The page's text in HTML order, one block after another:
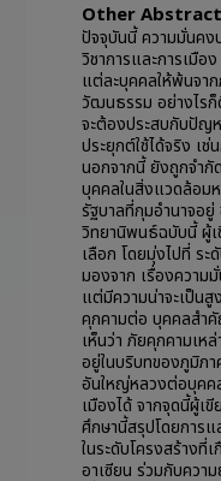
Other
ปัจจุบันนี้ ความมั่นคง
วิชาการและการเมื
แต่ละบุคคลให้พ้นจา
วัฒนธรรม อย่างไร
จะต้องประสบกับปัญ
ประยุกต์ใช้ได้จริง เ
นอกจากนี้ ยังถูกจำกั
บุคคลในสิ่งแวดล้อม
รัฐบาลที่กุมอำนาจอยู่
วิทยานิพนธ์ฉบับนี้ ผู้
เลือก โดยมุ่งไปที่ ระ
มองจาก เรื่องความ
แต่มีความน่าจะเป็น
คุกคามต่อ บุคคลสำ
เห็นว่า ภัยคุกคามเห
อยู่ในบริบทของภูมิภ
อันใหญ่หลวงต่อบุคค
เมืองได้ จากจุดนี้ผู้เ
ศึกษานี้สรุปโดยการ
ในระดับโครงสร้างที่
อาเซียน ร่วมกับควา